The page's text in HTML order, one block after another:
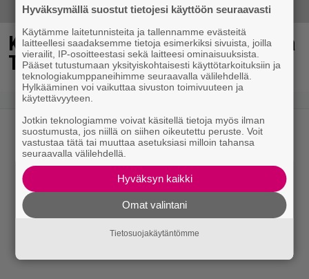
Kaija Koolta ikävä ilmoitus – Juha
Tapio kiirehti apuun
Hyväksymällä suostut tietojesi käyttöön seuraavasti
Käytämme laitetunnisteita ja tallennamme evästeitä
laitteellesi saadaksemme tietoja esimerkiksi sivuista, joilla
vierailit, IP-osoitteestasi sekä laitteesi ominaisuuksista.
Pääset tutustumaan yksityiskohtaisesti käyttötarkoituksiin ja
teknologiakumppaneihimme seuraavalla välilehdellä.
Hylkääminen voi vaikuttaa sivuston toimivuuteen ja
käytettävyyteen.
Jotkin teknologiamme voivat käsitellä tietoja myös ilman
suostumusta, jos niillä on siihen oikeutettu peruste. Voit
vastustaa tätä tai muuttaa asetuksiasi milloin tahansa
seuraavalla välilehdellä.
Hyväksyn kaikki
Omat valintani
Tietosuojakäytäntömme